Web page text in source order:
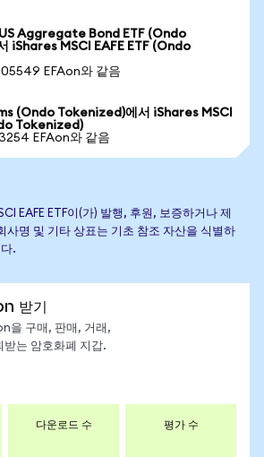
Aggregate Bond ETF (Ondo
iShares MSCI EAFE ETF (Ondo
EFAon와 같음
(Ondo Tokenized)에서 iShares MSCI
Tokenized)
EFAon와 같음
EAFE ETF이(가) 발행, 후원, 보증하거나 제
사명 및 기타 상표는 기초 참조 자산을 식별하
.
받기
을 구매, 판매, 거래,
받는 암호화폐 지갑.
다운로드 수 평가 수